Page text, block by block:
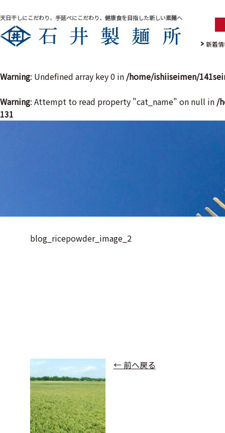
天日干しにこだわり、手延べにこだわり、健康食を目指した新しい素麺へ
新着
Warning: Undefined array key 0 in /home/ishiiseimen/
Warning: Attempt to read property "cat_name" on null in /
131
blog_ricepowder_image_2
← 前へ戻る